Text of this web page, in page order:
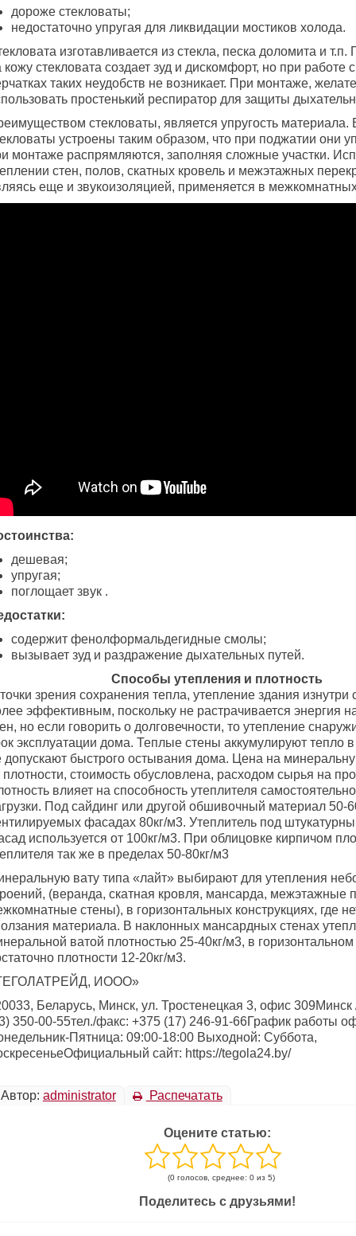
дороже стекловаты;
недостаточно упругая для ликвидации мостиков холода.
изготавливается из стекла, песка доломита и
кожу стекловата создает зуд и дискомфорт, но при работе
таких неудобств не возникает. При монтаже,
простенький респиратор для защиты
стекловаты, является упругость материала.
устроены таким образом, что при поджатии они
монтаже распрямляются, заполняя сложные участки.
стен, полов, скатных кровель и межэтажных
еще и звукоизоляцией, применяется в
дешевая;
упругая;
поглощает звук .
содержит фенолформальдегидные смолы;
вызывает зуд и раздражение дыхательных путей.
Способы утепления и плотность
зрения сохранения тепла, утепление здания изнутри
эффективным, поскольку не растрачивается энергия
но если говорить о долговечности, то утепление
эксплуатации дома. Теплые стены аккумулируют тепло
допускают быстрого остывания дома. Цена на
плотности, стоимость обусловлена, расходом сырья на
влияет на способность утеплителя
Под сайдинг или другой обшивочный материал 50-
фасадах 80кг/м3. Утеплитель под
используется от 100кг/м3. При облицовке кирпичом
так же в пределах 50-80кг/м3
вату типа «лайт» выбирают для утепления
(веранда, скатная кровля, мансарда, межэтажные
стены), в горизонтальных конструкциях, где
материала. В наклонных мансардных стенах
ватой плотностью 25-40кг/м3, в
плотности 12-20кг/м3.
ИООО»
Беларусь, Минск, ул. Тростенецкая 3, офис 309Минск
350-00-55тел./факс: +375 (17) 246-91-66График работы
Пятница: 09:00-18:00 Выходной: Суббота,
сайт: https://tegola24.by/
Автор: administrator Распечатать
Оцените статью:
(0 голосов, среднее: 0 из 5)
Поделитесь с друзьями!